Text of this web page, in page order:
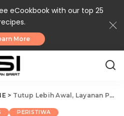
eCookbook with our top 25
More
> Tutup Lebih Awal, Layanan Pembuatan Plat Dikeluhkan
PERISTIWA